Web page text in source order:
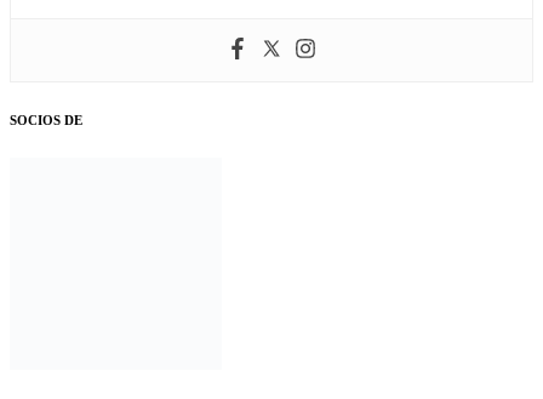
SOCIOS DE